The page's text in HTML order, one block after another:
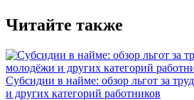
Читайте также
Субсидии в найме: обзор льгот за
и других категорий работников